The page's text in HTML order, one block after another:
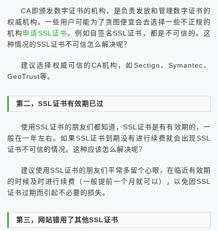
CA即颁发数字证书的机构，是负责发放和管理数字证书的
权威机构。一些用户可能为了贪图便宜会去选择一些不正规的
机构申请SSL证书，例如自签名SSL证书，都是不可信的。这
种情况的SSL证书不可信怎么解决呢？
建议选择权威可信的CA机构，如Sectigo、Symantec、
GeoTrust等。
第二，SSL证书有效期已过
使用SSL证书的朋友们都知道，SSL证书是有有效期的，一
般在一年左右。如果SSL证书到期没有进行续费就会出现SSL
证书不可信的情况。这种应该怎么解决呢？
建议使用SSL证书的朋友们平常多留个心眼，在临近有效期
的时候及时进行续费（一般提前一个月就可以），以免因SSL
证书过期而引起不必要的损失。
第三，网站错用了其他SSL证书